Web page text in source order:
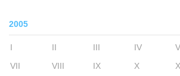
2005
I II III IV V
VII
VIII IX X